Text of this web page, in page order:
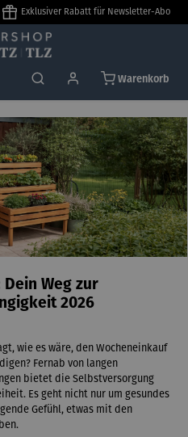
Exklusiver Rabatt für Newsletter-Abo
Warenkorb
Weg zur
2026
wie es wäre, den Wocheneinkauf
Fernab von langen
bietet die Selbstversorgung
Es geht nicht nur um gesundes
Gefühl, etwas mit den